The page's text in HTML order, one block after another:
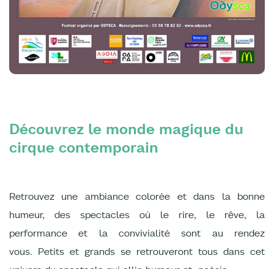
Découvrez le monde magique du
cirque contemporain
Retrouvez une ambiance colorée et dans la bonne
humeur, des spectacles où le rire, le rêve, la
performance et la convivialité sont au rendez
vous. Petits et grands se retrouveront tous dans cet